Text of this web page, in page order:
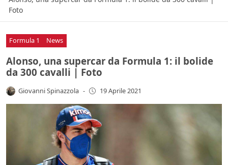
Foto
Formula 1 News
Alonso, una supercar da Formula 1: il bolide
da 300 cavalli | Foto
Giovanni Spinazzola - 19 Aprile 2021